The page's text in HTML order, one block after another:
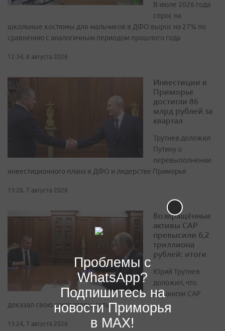
В июле 2026 года
спрос на
школьные костюмы для мальчиков в ДФО вырос на 27% по
сравнению с аналогичным периодом прошлого года
12:34, 8 августа 2026
Инвестиции в
Приморье
достигли 86
млрд рублей за
квартал
Трутнев доложил
Путину о
перевыполнении
инвестиционного плана в ДФО и лидерстве Приморья
13:28, 7 августа 2026
Возвращённые
активы САР
превысили 6,2
триллиона
рублей: итоги
Юрий Трутнев
доложил, что
механизм САР
доказал свою состоятельность
13:24, 7 августа 2026
Проблемы с
WhatsApp?
Подпишитесь на
новости Приморья
в MAX!